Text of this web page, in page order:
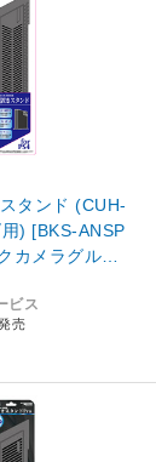
タンド (CUH-
) [BKS-ANSP
カメラグルー
ビス
売